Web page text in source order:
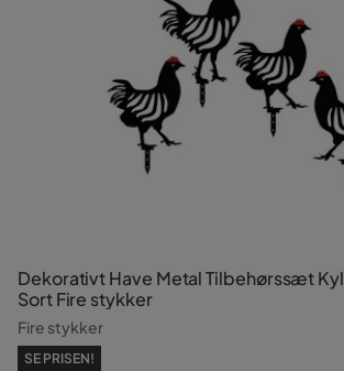
Dekorativt Have Metal Tilbehørssæt
Sort Fire stykker
Fire stykker
SE PRISEN!